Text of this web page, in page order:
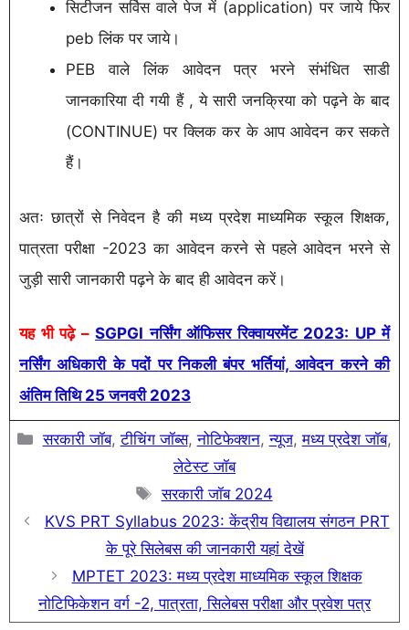
सिटीजन सर्विस वाले पेज में (application) पर जाये फिर
peb लिंक पर जाये।
PEB वाले लिंक आवेदन पत्र भरने संभंधित साडी
जानकारिया दी गयी हैं , ये सारी जनक्रिया को पढ़ने के बाद
(CONTINUE) पर क्लिक कर के आप आवेदन कर सकते
हैं।
अतः छात्रों से निवेदन है की मध्य प्रदेश माध्यमिक स्कूल शिक्षक,
पात्रता परीक्षा -2023 का आवेदन करने से पहले आवेदन भरने से
जुड़ी सारी जानकारी पढ़ने के बाद ही आवेदन करें।
यह भी पढ़े – SGPGI नर्सिंग ऑफिसर रिक्वायरमेंट 2023: UP में
नर्सिंग अधिकारी के पदों पर निकली बंपर भर्तियां, आवेदन करने की
अंतिम तिथि 25 जनवरी 2023
Categories
सरकारी जॉब,टीचिंग जॉब्स,नोटिफेक्शन,न्यूज,मध्य प्रदेश जॉब,
लेटेस्ट जॉब
Tags
सरकारी जॉब 2024
KVS PRT Syllabus 2023: केंद्रीय विद्यालय संगठन PRT
के पूरे सिलेबस की जानकारी यहां देखें
MPTET 2023: मध्य प्रदेश माध्यमिक स्कूल शिक्षक
नोटिफिकेशन वर्ग -2, पात्रता, सिलेबस परीक्षा और प्रवेश पत्र